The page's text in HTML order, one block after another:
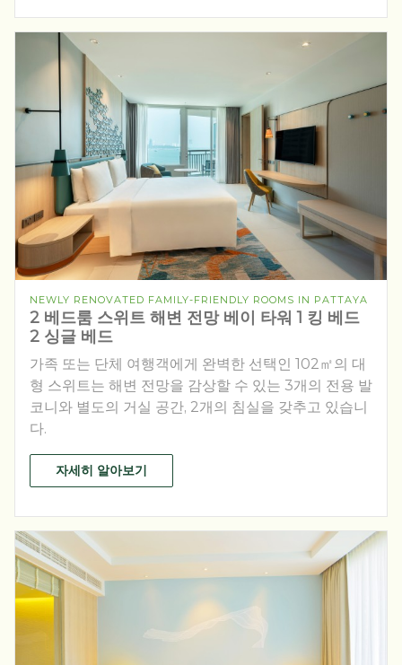
NEWLY RENOVATED FAMILY-FRIENDLY ROOMS IN PATTAYA
2 베드룸 스위트 해변 전망 베이 타워 1 킹 베드
2 싱글 베드
가족 또는 단체 여행객에게 완벽한 선택인 102㎡의 대
형 스위트는 해변 전망을 감상할 수 있는 3개의 전용 발
코니와 별도의 거실 공간, 2개의 침실을 갖추고 있습니
다.
자세히 알아보기